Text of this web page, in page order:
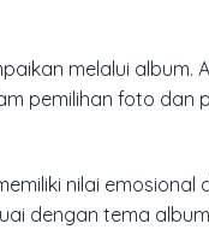
melalui album.
pemilihan foto dan
nilai
dengan tema